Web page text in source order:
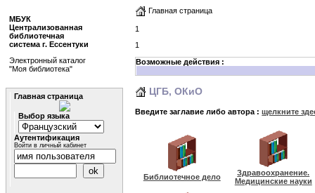
Главная страница
1
1
Возможные действия :
ЦГБ, ОКиО
Введите заглавие либо автора :щелкните
Библиотечное дело
Здравоохранение.
Медицинские науки
МБУК
Централизованная
библиотечная
система г. Ессентуки
Электронный каталог
"Моя библиотека"
Главная страница
Выбор языка
Аутентификация
Войти в личный кабинет